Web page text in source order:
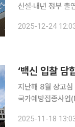
신설·내년 정부 출
전환된다. 지난해
2025-12-24
‘백신 입찰 담
지난해 8월 상고심
국가예방접종사업
공정거래에 관한
2025-11-18